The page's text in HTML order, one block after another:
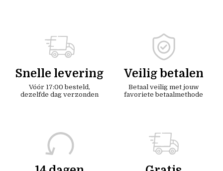
Snelle levering
Vóór 17:00 besteld,
dezelfde dag verzonden
Veilig betalen
Betaal veilig met jouw
favoriete betaalmethode